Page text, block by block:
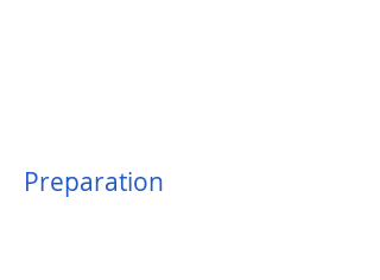
Preparation